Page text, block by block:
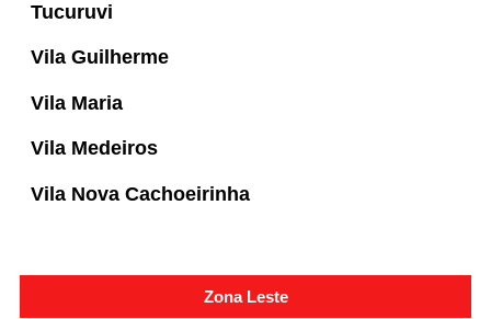
Tucuruvi
Vila Guilherme
Vila Maria
Vila Medeiros
Vila Nova Cachoeirinha
Zona Leste